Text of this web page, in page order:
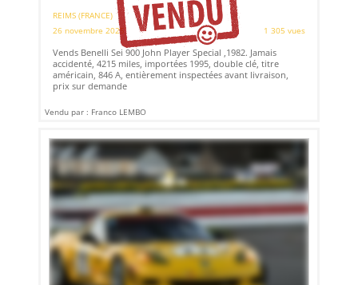
REIMS (FRANCE)
26 novembre 2025
1 305 vues
Vends Benelli Sei 900 John Player Special ,1982. Jamais
accidenté, 4215 miles, importées 1995, double clé, titre
américain, 846 A, entièrement inspectées avant livraison,
prix sur demande
Vendu par : Franco LEMBO